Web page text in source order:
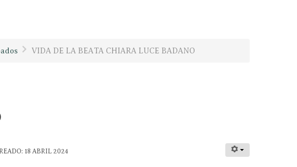
VIDA DE LA BEATA CHIARA LUCE BADANO
18 ABRIL 2024